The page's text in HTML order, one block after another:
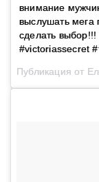
внимание
выслушать мега
сделать
#victoriassecret
Публикация от